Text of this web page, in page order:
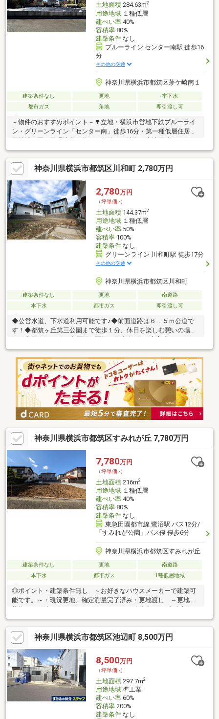
土地面積284.63m2
用途地域１種低層
建ぺい率40%
容積率80%
建築条件なし
ブルーライン センター南駅 徒歩16
分
その他の交通
神奈川県横浜市都筑区茅ケ崎南１
建築条件なし 更地
本下水
都市ガス
角地 即引渡し可
－物件のおすすめポイント－▼立地・横浜市営地下鉄ブルーライ
ン・グリーンライン「センター南」徒歩16分・第一種低層住居専
用地域・区画整理地内の整った街並み▼特徴・土地面積284.63平
米(約86.1坪)の広さ・南東・北東・北西側道路幅員約6m(公道)、
各接道間口12m以上・現状更地・即引渡し可(残金精算後)▼周辺
環境・横浜市立茅ケ崎小学校 徒歩7分(約510m)・横浜市立茅ケ崎
中学校 徒歩5分(約380m)・茅ヶ崎公園 徒歩2分(約130m)■ ご希望
の住まい探しをお手伝いします ━━━━━・・・物件の詳細・ご
相談はお気軽にお問い合わせください。
神奈川県横浜市都筑区川和町 2,780万円
2,780万円
（坪単価:-）
土地面積144.37m2
用途地域１種低層
建ぺい率50%
容積率100%
建築条件なし
グリーンライン 川和町駅 徒歩17分
その他の交通
神奈川県横浜市都筑区川和町
建築条件なし 更地
南道路
本下水
都市ガス 即引渡し可
◆公営水道、下水道利用可能です♪◆前面道路は６．５ｍ公道で
す！◆都筑ヶ丘第三公園まで徒歩１分、休日を楽しむ憩いの場と
め、陽当り・通風が良好！＜SAZAIEが選ばれる理由＞〇豊富な事
業実績土地や物件を仲介するだけではなく、グループ会社の強み
を生かし注文住宅やリフォームなど、お客様のご要望にすぐに対
応します。《この物件を検討されている方は》営業時間：午前10
時～午後6時（定休日：水曜日）この時間帯はお電話でのお問い合
わせがスムーズにご案内できます。お気軽にご連絡ください。
神奈川県横浜市都筑区すみれが丘 7,780万円
7,780万円
（坪単価:-）
土地面積216m2
用途地域１種低層
建ぺい率40%
容積率80%
建築条件なし
東急田園都市線 鷺沼駅 バス12分/
「すみれが公園」バス停 停歩6分
神奈川県横浜市都筑区すみれが丘
建築条件なし 更地
南道路
本下水
都市ガス 1種低層地域
◎ポイント・建築条件無し ～お好きなハウスメーカーで建築可
能です。～・現況更地、確定測量完了済み・更地渡し ～更地の
80％ ・徒歩10分圏内にコンビニ、スーパー立地◎周辺環境・フ
ァミリーマートサンズすみれが丘南店 約420m(徒歩6分)・ココ
カラファイン川崎有馬店 約600m(徒歩8分)・ヨークフーズ港北
店 約750m(徒歩10分)・横浜市立すみれが丘小学校 約300m(徒
歩4分)・横浜市立中川西中学校 約1900m(徒歩24分)
神奈川県横浜市都筑区池辺町 8,500万円
8,500万円
（坪単価:-）
土地面積297.7m2
用途地域準工業
建ぺい率60%
容積率200%
建築条件なし